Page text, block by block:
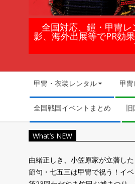
鎧
甲
冑
の
レ
ン
全国対応、鎧・甲冑
影、海外出展等でPR効
Navigation
Menu
甲冑・衣装レンタル 甲
全国戦国イベントまとめ
What’s NEW
由緒正しき、小笠原家が立藩した
節句・七五三は甲冑で祝う！イベ